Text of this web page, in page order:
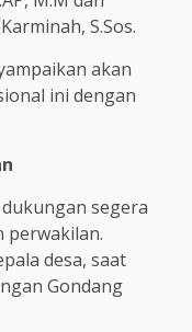
S.Sos.
akan
ini dengan
segera
perwakilan.
desa, saat
Gondang